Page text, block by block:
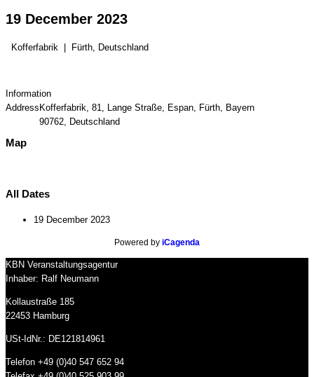
19 December 2023
Kofferfabrik Fürth, Deutschland
Information
Address Kofferfabrik, 81, Lange Straße, Espan, Fürth, Bayern
90762, Deutschland
Map
All Dates
19 December 2023
Powered by iCagenda
KBN Veranstaltungsagentur
Inhaber: Ralf Neumann
Kollaustraße 185
22453 Hamburg
USt-IdNr.: DE121814961
Telefon +49 (0)40 547 652 94